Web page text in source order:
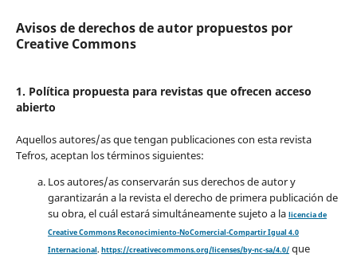
Avisos de derechos de autor propuestos por
Creative Commons
1. Política propuesta para revistas que ofrecen acceso
abierto
Aquellos autores/as que tengan publicaciones con esta revista
Tefros, aceptan los términos siguientes:
Los autores/as conservarán sus derechos de autor y
garantizarán a la revista el derecho de primera publicación de
su obra, el cuál estará simultáneamente sujeto a la licencia de
Creative Commons Reconocimiento-NoComercial-Compartir Igual 4.0
Internacional. https://creativecommons.org/licenses/by-nc-sa/4.0/que